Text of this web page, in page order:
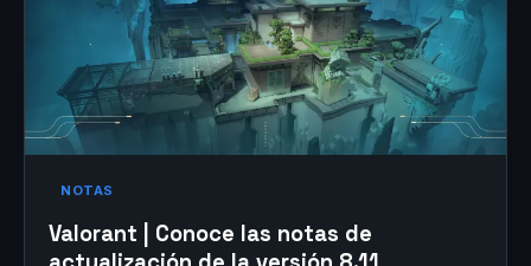
NOTAS
Valorant | Conoce las notas de